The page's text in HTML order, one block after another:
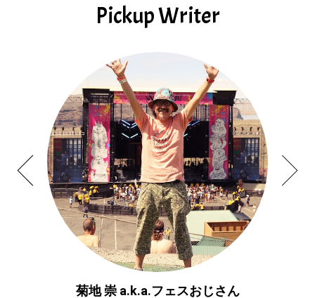
Pickup Writer
菊地 崇 a.k.a.フェスおじさん